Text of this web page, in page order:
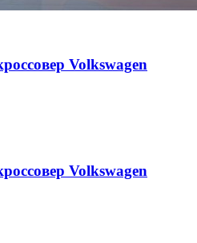
Volkswagen
Volkswagen